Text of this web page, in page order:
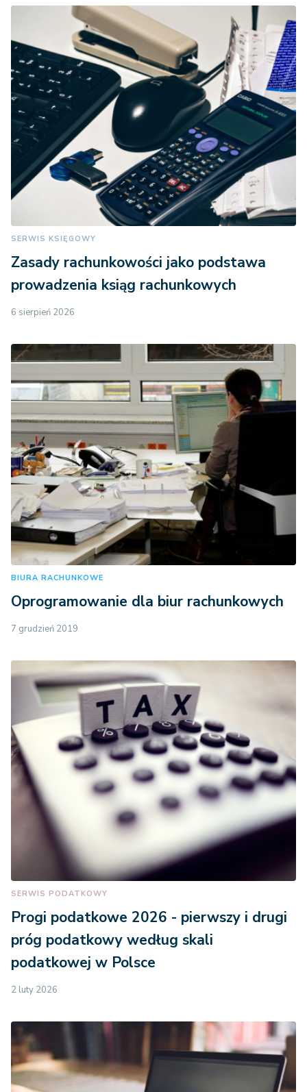
SERWIS KSIĘGOWY
Zasady rachunkowości jako podstawa
prowadzenia ksiąg rachunkowych
6 sierpień 2026
BIURA RACHUNKOWE
Oprogramowanie dla biur rachunkowych
7 grudzień 2019
SERWIS PODATKOWY
Progi podatkowe 2026 - pierwszy i drugi
próg podatkowy według skali
podatkowej w Polsce
2 luty 2026